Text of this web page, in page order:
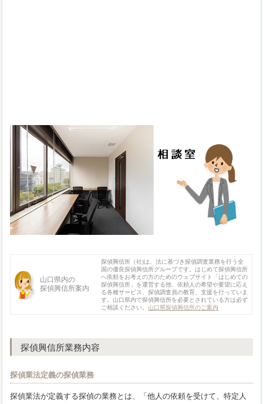
山口県内の
探偵興信所案内
探偵興信所（社)は、法に基づき探偵調査業務を行う全
国の優良探偵興信所グループです。はじめて探偵興信所
へ依頼をお考えの方のためのウェブサイト「はじめての
探偵興信所」を運営する他、依頼人の希望や要望に応え
る各種サービス、探偵調査員の教育、支援を行っていま
す。山口県内で探偵興信所を必要とされている方は必ず
ご相談ください。 山口県探偵興信所のご案内
探偵興信所業務内容
探偵業法定義の探偵業務
探偵業法が定義する探偵の業務とは、「他人の依頼を受けて、特定人